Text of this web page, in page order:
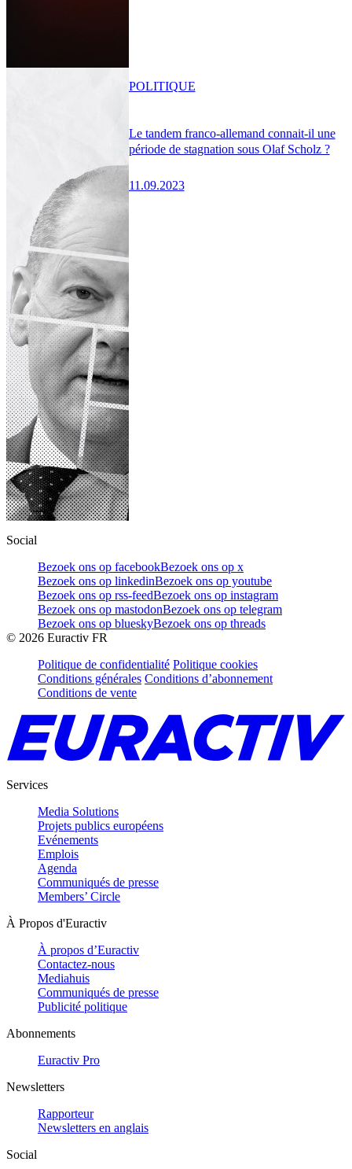
Le tandem franco-allemand connait-il une
période de stagnation sous Olaf Scholz ?
11.09.2023
POLITIQUE
Social
Bezoek ons op facebookBezoek ons op x
Bezoek ons op linkedinBezoek ons op youtube
Bezoek ons op rss-feedBezoek ons op instagram
Bezoek ons op mastodonBezoek ons op telegram
Bezoek ons op blueskyBezoek ons op threads
© 2026 Euractiv FR
Politique de confidentialité Politique cookies
Conditions générales Conditions d’abonnement
Conditions de vente
Services
Media Solutions
Projets publics européens
Evénements
Emplois
Agenda
Communiqués de presse
Members’ Circle
À Propos d'Euractiv
À propos d’Euractiv
Contactez-nous
Mediahuis
Communiqués de presse
Publicité politique
Abonnements
Euractiv Pro
Newsletters
Rapporteur
Newsletters en anglais
Social